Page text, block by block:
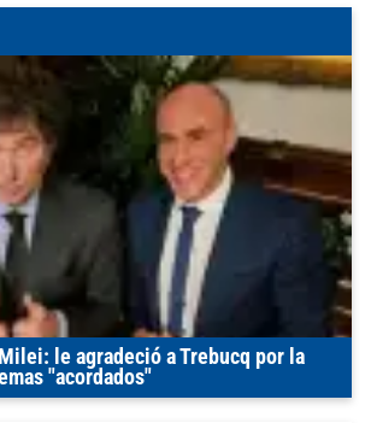
le agradeció a Trebucq por la
"acordados"